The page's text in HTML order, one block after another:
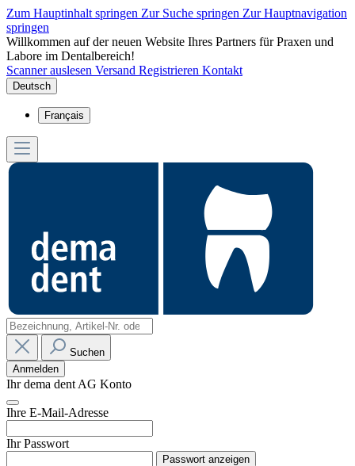
Zum Hauptinhalt springen Zur Suche springen Zur Hauptnavigation
springen
Willkommen auf der neuen Website Ihres Partners für Praxen und
Labore im Dentalbereich!
Scanner auslesen Versand Registrieren Kontakt
Deutsch
Français
Suchen
Anmelden
Ihr dema dent AG Konto
Ihre E-Mail-Adresse
Ihr Passwort
Passwort anzeigen